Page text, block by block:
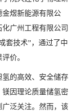
金煜新能源有限公
广州工程有限公司
套技术”，通过了中
价。
的高效、安全储存
因理论质量储氢密
泛关注。然而，该